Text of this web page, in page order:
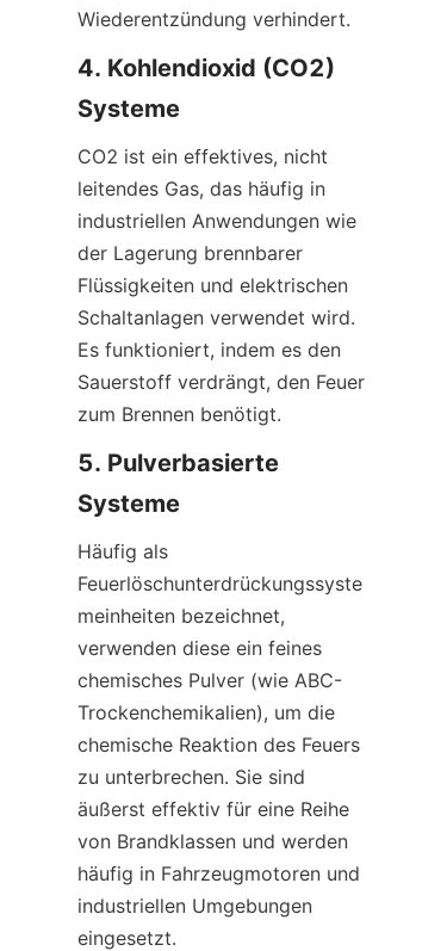
Wiederentzündung verhindert.
4. Kohlendioxid (CO2)
Systeme
CO2 ist ein effektives, nicht
leitendes Gas, das häufig in
industriellen Anwendungen wie
der Lagerung brennbarer
Flüssigkeiten und elektrischen
Schaltanlagen verwendet wird.
Es funktioniert, indem es den
Sauerstoff verdrängt, den Feuer
zum Brennen benötigt.
5. Pulverbasierte
Systeme
Häufig als
Feuerlöschunterdrückungssyste
meinheiten bezeichnet,
verwenden diese ein feines
chemisches Pulver (wie ABC-
Trockenchemikalien), um die
chemische Reaktion des Feuers
zu unterbrechen. Sie sind
äußerst effektiv für eine Reihe
von Brandklassen und werden
häufig in Fahrzeugmotoren und
industriellen Umgebungen
eingesetzt.